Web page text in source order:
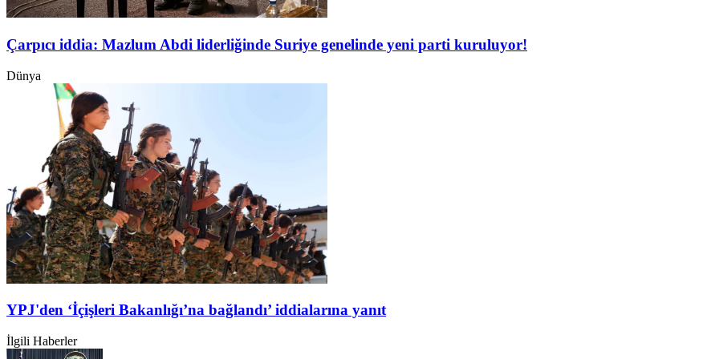
Çarpıcı iddia: Mazlum Abdi liderliğinde Suriye genelinde yeni parti kuruluyor!
Dünya
YPJ'den ‘İçişleri Bakanlığı’na bağlandı’ iddialarına yanıt
İlgili Haberler